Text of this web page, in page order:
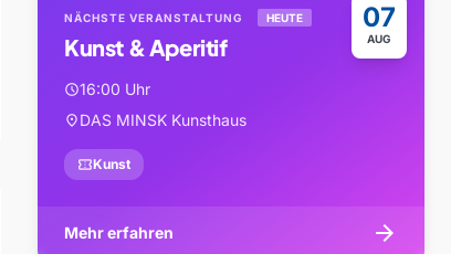
07
AUG
NÄCHSTE VERANSTALTUNG HEUTE
Kunst & Aperitif
schedule16:00 Uhr
location_onDAS MINSK Kunsthaus
confirmation_numberKunst
Mehr erfahren arrow_forward